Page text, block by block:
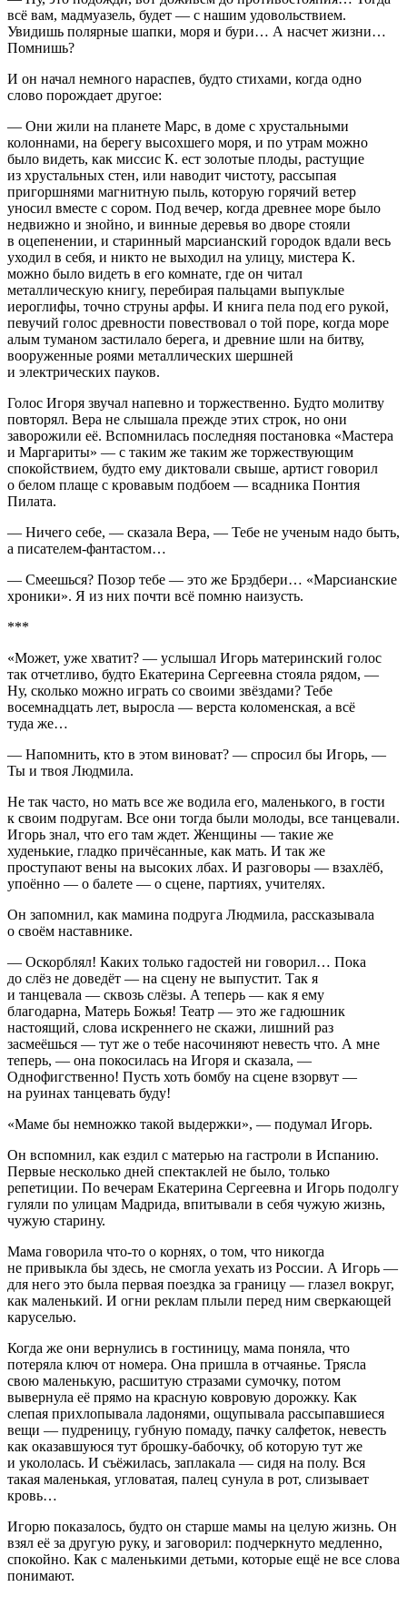
всё вам, мадмуазель, будет — с нашим удовольствием.
Увидишь полярные шапки, моря и бури… А насчет жизни…
Помнишь?
И он начал немного нараспев, будто стихами, когда одно
слово порождает другое:
— Они жили на планете Марс, в доме с хрустальными
колоннами, на берегу высохшего моря, и по утрам можно
было видеть, как миссис К. ест золотые плоды, растущие
из хрустальных стен, или наводит чистоту, рассыпая
пригоршнями магнитную пыль, которую горячий ветер
уносил вместе с сором. Под вечер, когда древнее море было
недвижно и знойно, и винные деревья во дворе стояли
в оцепенении, и старинный марсианский городок вдали весь
уходил в себя, и никто не выходил на улицу, мистера К.
можно было видеть в его комнате, где он читал
металлическую книгу, перебирая пальцами выпуклые
иероглифы, точно струны арфы. И книга пела под его рукой,
певучий голос древности повествовал о той поре, когда море
алым туманом застилало берега, и древние шли на битву,
вооруженные роями металлических шершней
и электрических пауков.
Голос Игоря звучал напевно и торжественно. Будто молитву
повторял. Вера не слышала прежде этих строк, но они
заворожили её. Вспомнилась последняя постановка «Мастера
и Маргариты» — с таким же таким же торжествующим
спокойствием, будто ему диктовали свыше, артист говорил
о белом плаще с кровавым подбоем — всадника Понтия
Пилата.
— Ничего себе, — сказала Вера, — Тебе не ученым надо быть,
а писателем-фантастом…
— Смеешься? Позор тебе — это же Брэдбери… «Марсианские
хроники». Я из них почти всё помню наизусть.
***
«Может, уже хватит? — услышал Игорь материнский голос
так отчетливо, будто Екатерина Сергеевна стояла рядом, —
Ну, сколько можно играть со своими звёздами? Тебе
восемнадцать лет, выросла — верста коломенская, а всё
туда же…
— Напомнить, кто в этом виноват? — спросил бы Игорь, —
Ты и твоя Людмила.
Не так часто, но мать все же водила его, маленького, в гости
к своим подругам. Все они тогда были молоды, все танцевали.
Игорь знал, что его там ждет. Женщины — такие же
худенькие, гладко причёсанные, как мать. И так же
проступают вены на высоких лбах. И разговоры — взахлёб,
упоённо — о балете — о сцене, партиях, учителях.
Он запомнил, как мамина подруга Людмила, рассказывала
о своём наставнике.
— Оскорблял! Каких только гадостей ни говорил… Пока
до слёз не доведёт — на сцену не выпустит. Так я
и танцевала — сквозь слёзы. А теперь — как я ему
благодарна, Матерь Божья! Театр — это же гадюшник
настоящий, слова искреннего не скажи, лишний раз
засмеёшься — тут же о тебе насочиняют невесть что. А мне
теперь, — она покосилась на Игоря и сказала, —
Однофигственно! Пусть хоть бомбу на сцене взорвут —
на руинах танцевать буду!
«Маме бы немножко такой выдержки», — подумал Игорь.
Он вспомнил, как ездил с матерью на гастроли в Испанию.
Первые несколько дней спектаклей не было, только
репетиции. По вечерам Екатерина Сергеевна и Игорь подолгу
гуляли по улицам Мадрида, впитывали в себя чужую жизнь,
чужую старину.
Мама говорила что-то о корнях, о том, что никогда
не привыкла бы здесь, не смогла уехать из России. А Игорь —
для него это была первая поездка за границу — глазел вокруг,
как маленький. И огни реклам плыли перед ним сверкающей
каруселью.
Когда же они вернулись в гостиницу, мама поняла, что
потеряла ключ от номера. Она пришла в отчаянье. Трясла
свою маленькую, расшитую стразами сумочку, потом
вывернула её прямо на красную ковровую дорожку. Как
слепая прихлопывала ладонями, ощупывала рассыпавшиеся
вещи — пудреницу, губную помаду, пачку салфеток, невесть
как оказавшуюся тут брошку-бабочку, об которую тут же
и укололась. И съёжилась, заплакала — сидя на полу. Вся
такая маленькая, угловатая, палец сунула в рот, слизывает
кровь…
Игорю показалось, будто он старше мамы на целую жизнь. Он
взял её за другую руку, и заговорил: подчеркнуто медленно,
спокойно. Как с маленькими детьми, которые ещё не все слова
понимают.